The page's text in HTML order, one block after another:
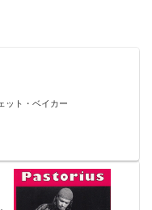
ット・ベイカー